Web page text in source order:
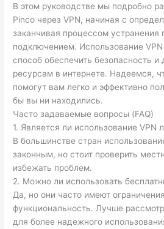
В этом руководстве мы подробно
Pinco через VPN, начиная с
заканчивая процессом устранения
подключением. Использование
способ обеспечить безопасность
ресурсам в интернете. Надеемся,
помогут вам легко и эффективно
бы вы ни находились.
Часто задаваемые вопросы (FAQ)
1. Является ли использование VPN
В большинстве стран
законным, но стоит проверить
избежать проблем.
2. Можно ли использовать
Да, но они часто имеют
функциональность. Лучше
для более надежного